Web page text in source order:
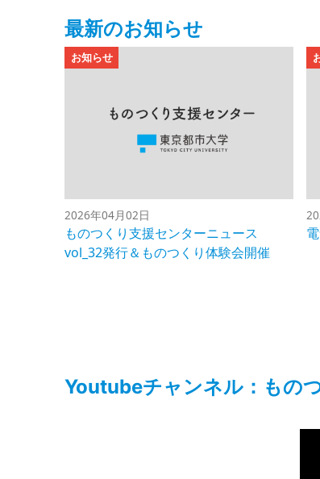
最新のお知らせ
お知らせ
2026年04月02日
ものつくり支援センターニュース
vol_32発行＆ものつくり体験会開催
Youtubeチャンネル：もの